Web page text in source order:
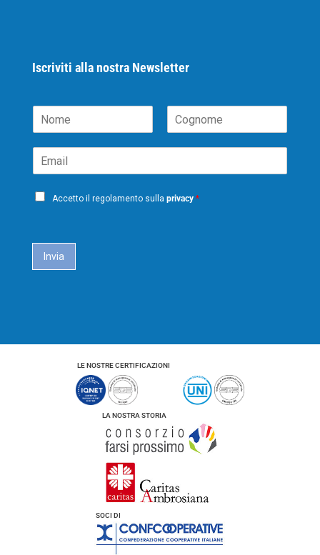
Iscriviti alla nostra Newsletter
o
e
o
n
m
e
m
P
c
Accetto il regolamento sulla privacy *
Invia
LE NOSTRE CERTIFICAZIONI
LA NOSTRA STORIA
SOCI DI